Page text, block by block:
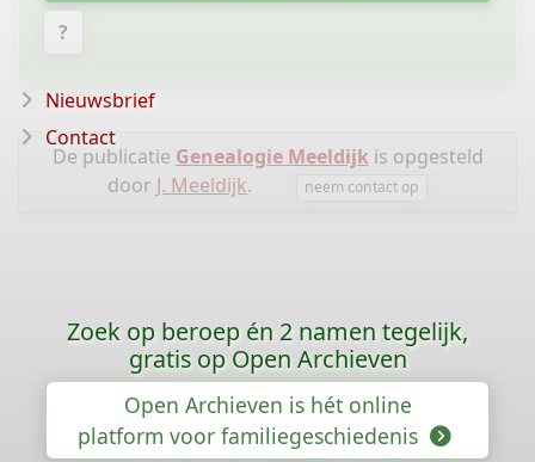
?
De publicatie Genealogie Meeldijkis opgesteld
door J. Meeldijk. neem contact op
Nieuwsbrief
Contact
Zoek op beroep én 2 namen tegelijk,
gratis op Open Archieven
Open Archieven is hét online
platform voor familiegeschiedenis